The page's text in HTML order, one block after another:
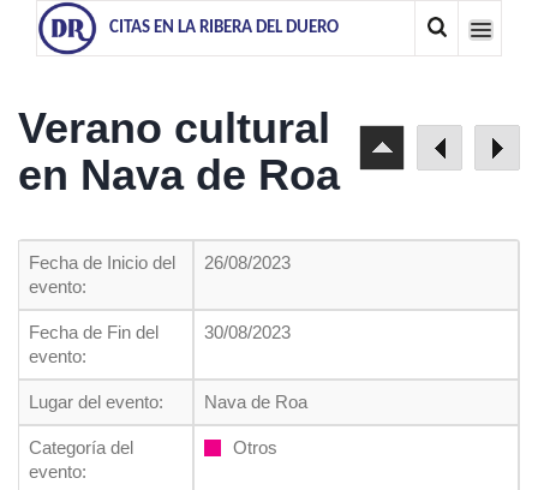
CITAS EN LA RIBERA DEL DUERO
Verano cultural
en Nava de Roa
Fecha de Inicio del
evento:
26/08/2023
Fecha de Fin del
evento:
30/08/2023
Lugar del evento: Nava de Roa
Categoría del
evento:
Otros